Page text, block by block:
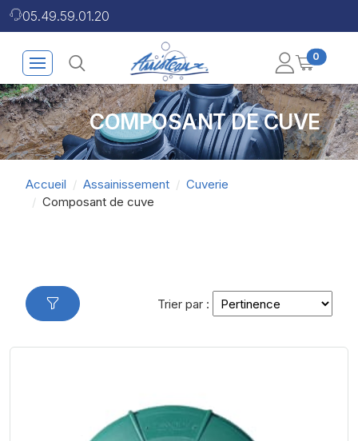
05.49.59.01.20
0
COMPOSANT DE CUVE
Accueil Assainissement
Cuverie
Composant de cuve
Trier par :